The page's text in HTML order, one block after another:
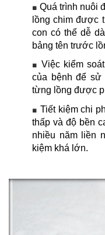
■ Quá trình nuôi
lồng chim được
con có thể dễ
bảng tên trước
■ Việc kiểm
của bệnh để sử
từng lồng được
■ Tiết kiệm chi
thấp và độ bền
nhiều năm liền
kiệm khá lớn.